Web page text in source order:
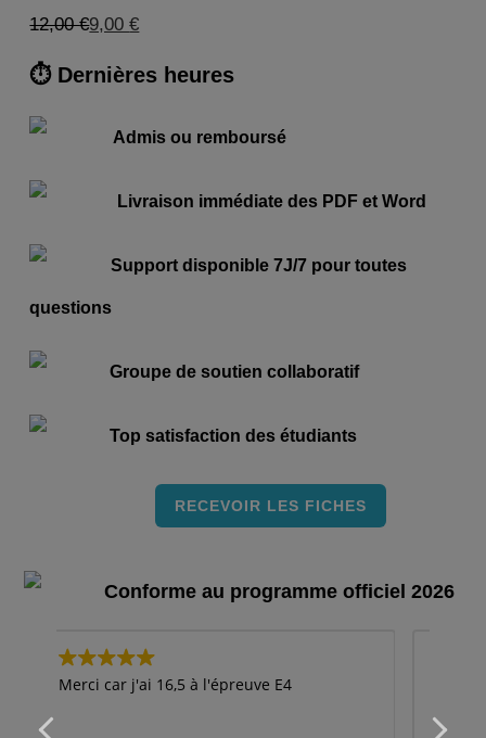
12,00€9,00€
⏱ Dernières heures
Admis ou remboursé
Livraison immédiate des PDF et Word
Support disponible 7J/7 pour toutes
questions
Groupe de soutien collaboratif
Top satisfaction des étudiants
RECEVOIR LES FICHES
Conforme au programme officiel 2026
facile à comprendre. Ca m'a permis de